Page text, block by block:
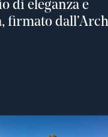
di eleganza e
firmato